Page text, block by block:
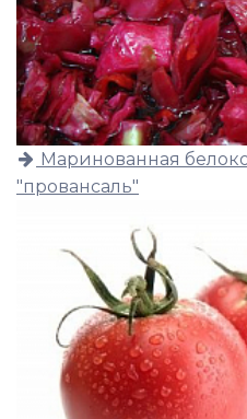
Маринованная
"провансаль"